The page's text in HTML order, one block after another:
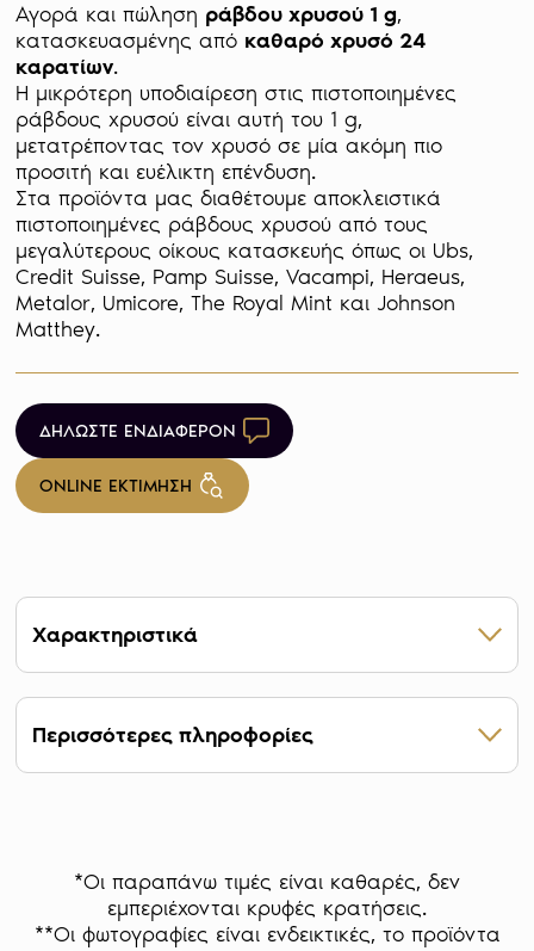
Αγορά και πώληση ράβδου χρυσού 1 g,
κατασκευασμένης από καθαρό χρυσό 24
καρατίων.
Η μικρότερη υποδιαίρεση στις πιστοποιημένες
ράβδους χρυσού είναι αυτή του 1 g,
μετατρέποντας τον χρυσό σε μία ακόμη πιο
προσιτή και ευέλικτη επένδυση.
Στα προϊόντα μας διαθέτουμε αποκλειστικά
πιστοποιημένες ράβδους χρυσού από τους
μεγαλύτερους οίκους κατασκευής όπως οι Ubs,
Credit Suisse, Pamp Suisse, Vacampi, Heraeus,
Metalor, Umicore, The Royal Mint και Johnson
ΔΗΛΩΣΤΕ ΕΝΔΙΑΦΕΡΟΝ
ONLINE ΕΚΤΙΜΗΣΗ
Χαρακτηριστικά
Βάρος 1 g
Βάρος πολύτιμου μετάλλου 1 g
Βαθμός καθαρότητας 24 καράτια
Περισσότερες πληροφορίες
συνώνυμα πάντα της αξίας τους.
*Οι παραπάνω τιμές είναι καθαρές, δεν
εμπεριέχονται κρυφές κρατήσεις.
**Οι φωτογραφίες είναι ενδεικτικές, το προϊόντα